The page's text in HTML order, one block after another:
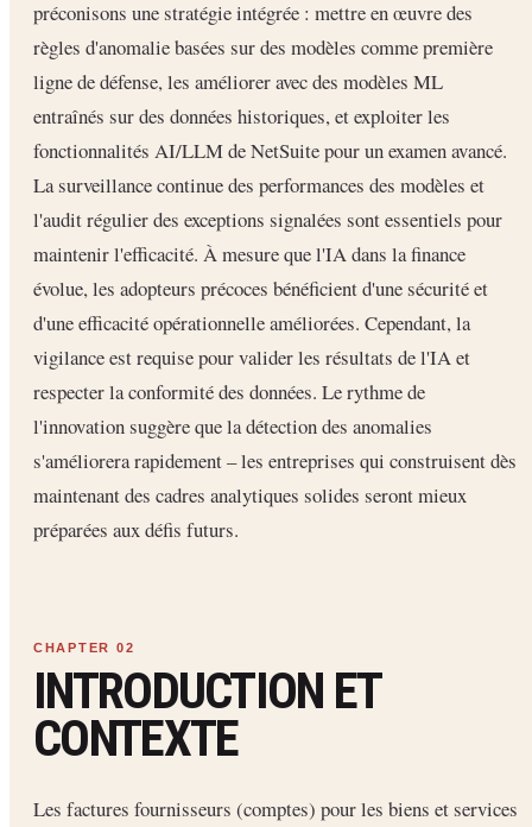
préconisons une stratégie intégrée : mettre en œuvre des
règles d'anomalie basées sur des modèles comme première
ligne de défense, les améliorer avec des modèles ML
entraînés sur des données historiques, et exploiter les
fonctionnalités AI/LLM de NetSuite pour un examen avancé.
La surveillance continue des performances des modèles et
l'audit régulier des exceptions signalées sont essentiels pour
maintenir l'efficacité. À mesure que l'IA dans la finance
évolue, les adopteurs précoces bénéficient d'une sécurité et
d'une efficacité opérationnelle améliorées. Cependant, la
vigilance est requise pour valider les résultats de l'IA et
respecter la conformité des données. Le rythme de
l'innovation suggère que la détection des anomalies
s'améliorera rapidement – les entreprises qui construisent dès
maintenant des cadres analytiques solides seront mieux
préparées aux défis futurs.
INTRODUCTION ET
CONTEXTE
Les factures fournisseurs (comptes) pour les biens et services